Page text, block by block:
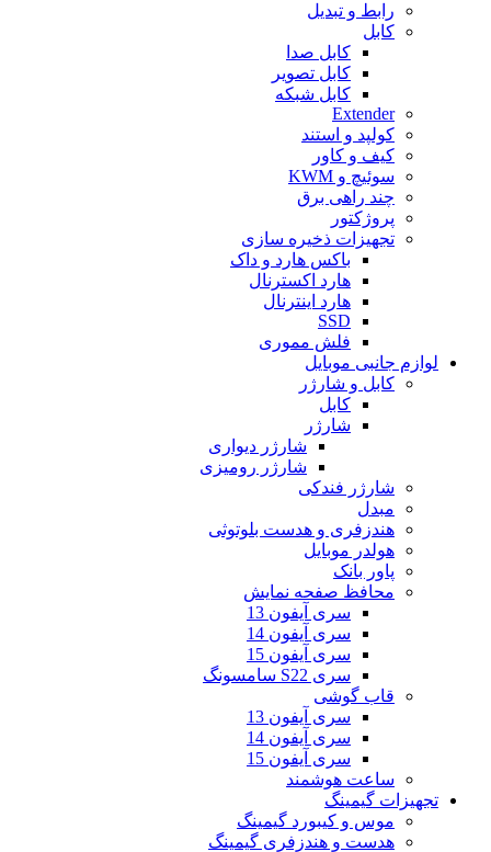
رابط و تبدیل
کابل
کابل صدا
کابل تصویر
کابل شبکه
Extender
کولپد و استند
کیف و کاور
سوئیچ و KWM
چند راهی برق
پروژکتور
تجهیزات ذخیره سازی
باکس هارد و داک
هارد اکسترنال
هارد اینترنال
SSD
فلش مموری
لوازم جانبی موبایل
کابل و شارژر
کابل
شارژر
شارژر دیواری
شارژر رومیزی
شارژر فندکی
مبدل
هندزفری و هدست بلوتوثی
هولدر موبایل
پاور بانک
محافظ صفحه نمایش
سری آیفون 13
سری آیفون 14
سری آیفون 15
سری S22 سامسونگ
قاب گوشی
سری آیفون 13
سری آیفون 14
سری آیفون 15
ساعت هوشمند
تجهیزات گیمینگ
موس و کیبورد گیمینگ
هدست و هندزفری گیمینگ